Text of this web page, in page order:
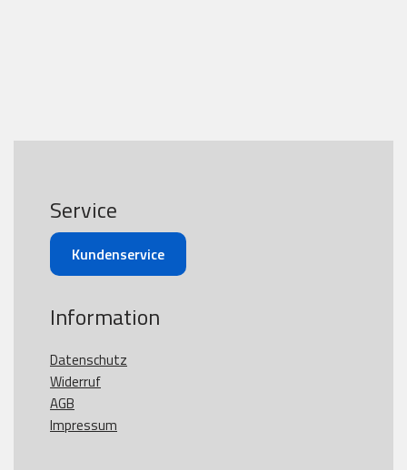
Service
Kundenservice
Information
Datenschutz
Widerruf
AGB
Impressum